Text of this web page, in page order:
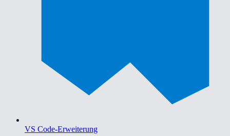
VS Code-Erweiterung